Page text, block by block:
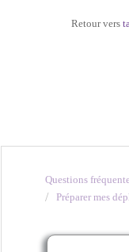
Retour vers
Questions
Préparer mes